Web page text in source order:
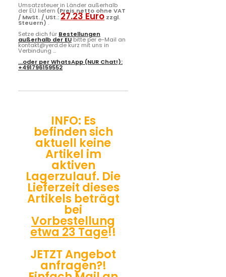
Umsatzsteuer in Länder außerhalb
der EU liefern (Preis netto ohne VAT
/ MwSt. / USt.:27.23 Euro zzgl.
Steuern) .
Setze dich für Bestellungen
außerhalb der EUbitte per e-Mail an
kontakt@yerd.de kurz mit uns in
Verbindung ...
...oder perWhatsApp (NUR Chat!):
+491796159552
INFO: Es
befinden sich
aktuell keine
Artikel im
aktiven
Lagerzulauf. Die
Lieferzeit dieses
Artikels beträgt
bei
Vorbestellung
etwa 23 Tage!!
JETZT Angebot
anfragen?!